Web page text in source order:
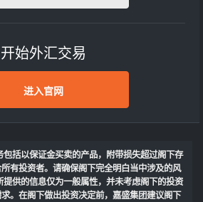
开始外汇交易
进入官网
括以保证金买卖的产品，附带损失超过阁下存
有投资者。请确保阁下完全明白当中涉及的风
供的信息仅为一般属性，并未考虑阁下的投资
。在阁下做出投资决定前，嘉盛集团建议阁下